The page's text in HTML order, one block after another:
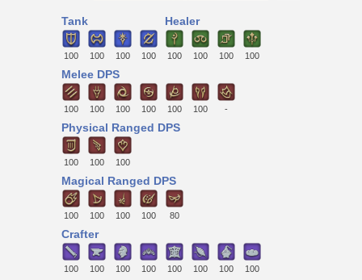
Tank
100 100 100 100
Healer
100 100 100 100
Melee DPS
100 100 100 100 100 100 -
Physical Ranged DPS
100 100 100
Magical Ranged DPS
100 100 100 100 80
Crafter
100 100 100 100 100 100 100 100